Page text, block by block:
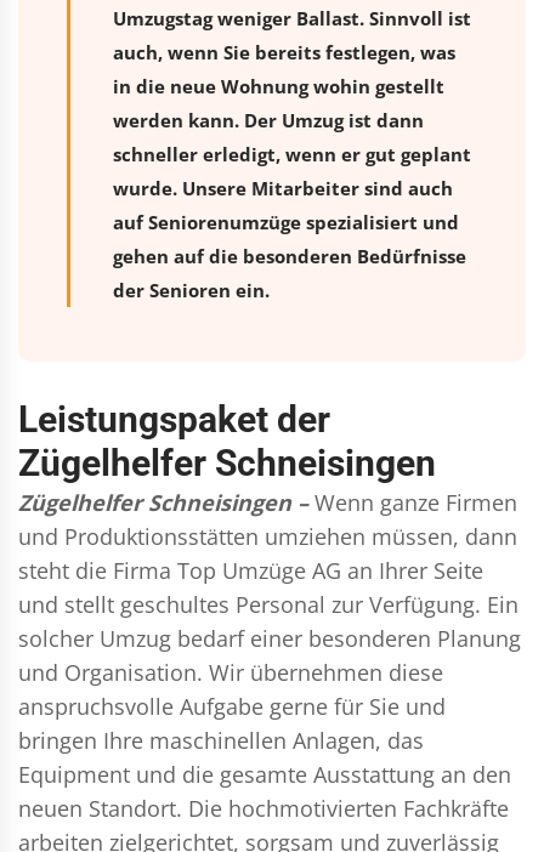
Umzugstag weniger Ballast. Sinnvoll ist
auch, wenn Sie bereits festlegen, was
in die neue Wohnung wohin gestellt
werden kann. Der Umzug ist dann
schneller erledigt, wenn er gut geplant
wurde. Unsere Mitarbeiter sind auch
auf Seniorenumzüge spezialisiert und
gehen auf die besonderen Bedürfnisse
der Senioren ein.
Leistungspaket der
Zügelhelfer Schneisingen
Zügelhelfer Schneisingen – Wenn ganze Firmen
und Produktionsstätten umziehen müssen, dann
steht die Firma Top Umzüge AG an Ihrer Seite
und stellt geschultes Personal zur Verfügung. Ein
solcher Umzug bedarf einer besonderen Planung
und Organisation. Wir übernehmen diese
anspruchsvolle Aufgabe gerne für Sie und
bringen Ihre maschinellen Anlagen, das
Equipment und die gesamte Ausstattung an den
neuen Standort. Die hochmotivierten Fachkräfte
arbeiten zielgerichtet, sorgsam und zuverlässig